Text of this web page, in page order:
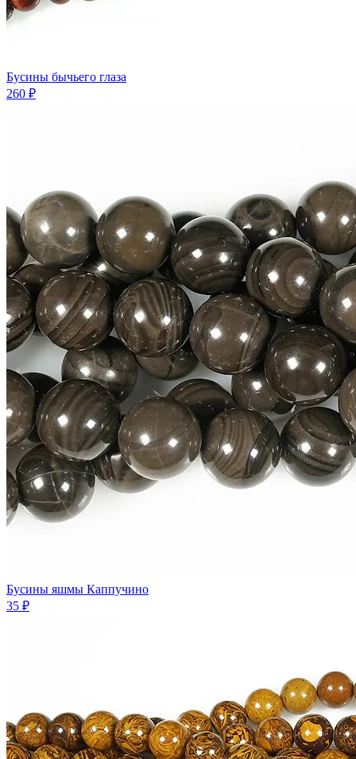
Бусины бычьего глаза
260 ₽
Бусины яшмы Каппучино
35 ₽